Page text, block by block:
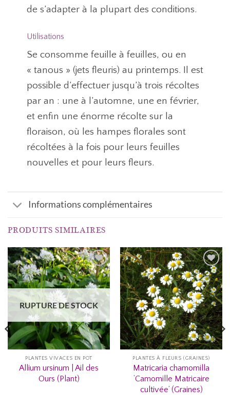
de s’adapter à la plupart des conditions.
Utilisations
Se consomme feuille à feuilles, ou en
« tanous » (jets fleuris) au printemps. Il est
possible d’effectuer jusqu’à trois récoltes
par an : une à l’automne, une en février,
et enfin une énorme récolte sur la
floraison, où les hampes florales sont
récoltées à la fois pour leurs feuilles
nouvelles et pour leurs fleurs.
Informations complémentaires
PRODUITS SIMILAIRES
AJOUTER
À MA
LISTE
D’ENVIES...
RUPTURE DE STOCK
PLANTES VIVACES EN POT
Allium ursinum | Ail des
Ours (Plant)
AJOUTER
À MA
LISTE
D’ENVIES...
PLANTES À FLEURS (GRAINES)
Matricaria chamomilla
‘Camomille Matricaire
cultivée’ (Graines)